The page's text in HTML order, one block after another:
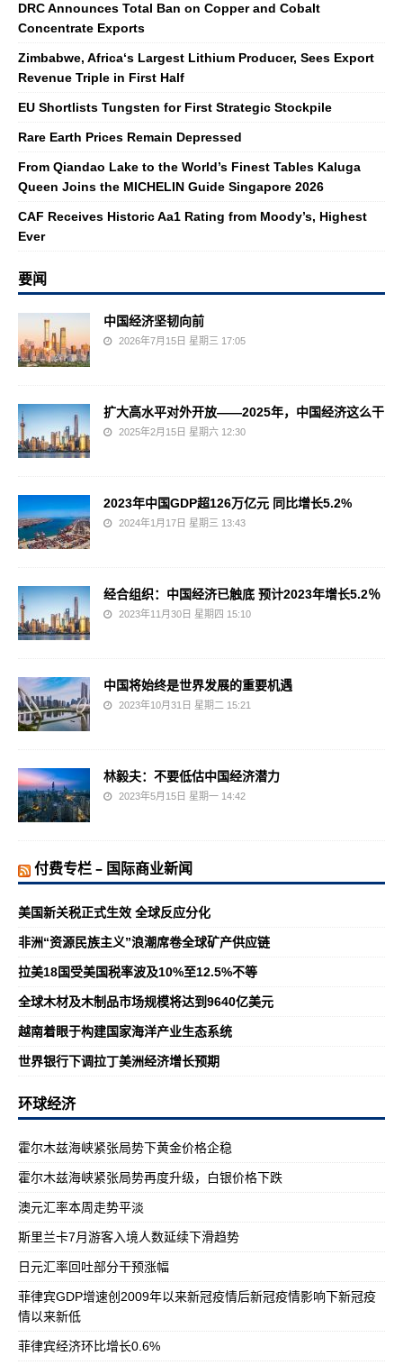
DRC Announces Total Ban on Copper and Cobalt
Concentrate Exports
Zimbabwe, Africa‘s Largest Lithium Producer, Sees Export
Revenue Triple in First Half
EU Shortlists Tungsten for First Strategic Stockpile
Rare Earth Prices Remain Depressed
From Qiandao Lake to the World’s Finest Tables Kaluga
Queen Joins the MICHELIN Guide Singapore 2026
CAF Receives Historic Aa1 Rating from Moody’s, Highest
Ever
要闻
中国经济坚韧向前
2026年7月15日 星期三 17:05
扩大高水平对外开放——2025年，中国经济这么干
2025年2月15日 星期六 12:30
2023年中国GDP超126万亿元 同比增长5.2%
2024年1月17日 星期三 13:43
经合组织：中国经济已触底 预计2023年增长5.2％
2023年11月30日 星期四 15:10
中国将始终是世界发展的重要机遇
2023年10月31日 星期二 15:21
林毅夫：不要低估中国经济潜力
2023年5月15日 星期一 14:42
付费专栏 – 国际商业新闻
美国新关税正式生效 全球反应分化
非洲“资源民族主义”浪潮席卷全球矿产供应链
拉美18国受美国税率波及10%至12.5%不等
全球木材及木制品市场规模将达到9640亿美元
越南着眼于构建国家海洋产业生态系统
世界银行下调拉丁美洲经济增长预期
环球经济
霍尔木兹海峡紧张局势下黄金价格企稳
霍尔木兹海峡紧张局势再度升级，白银价格下跌
澳元汇率本周走势平淡
斯里兰卡7月游客入境人数延续下滑趋势
日元汇率回吐部分干预涨幅
菲律宾GDP增速创2009年以来新冠疫情后新冠疫情影响下新冠疫
情以来新低
菲律宾经济环比增长0.6%